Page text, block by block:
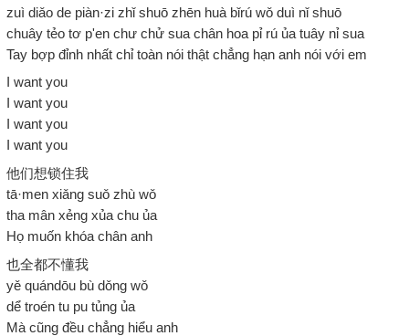
zuì diǎo de piàn·zi zhǐ shuō zhēn huà bǐrú wǒ duì nǐ shuō
chuây tẻo tơ p'en chư chử sua chân hoa pỉ rú ủa tuây nỉ sua
Tay bợp đỉnh nhất chỉ toàn nói thật chẳng hạn anh nói với em
I want you
I want you
I want you
I want you
他们想锁住我
tā·men xiǎng suǒ zhù wǒ
tha mân xẻng xủa chu ủa
Họ muốn khóa chân anh
也全都不懂我
yě quándōu bù dǒng wǒ
dể troén tu pu tủng ủa
Mà cũng đều chẳng hiểu anh